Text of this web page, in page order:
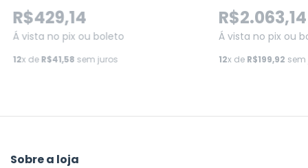
R$429,14
Á vista no pix ou boleto
12x deR$41,58 sem juros
100000910WOF)
R$2.063,14
Á vista no pix ou
12x de R$199,92 sem
Sobre a loja